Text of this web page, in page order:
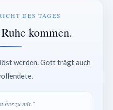
DES TAGES
kommen.
werden. Gott trägt auch
her zu mir.“